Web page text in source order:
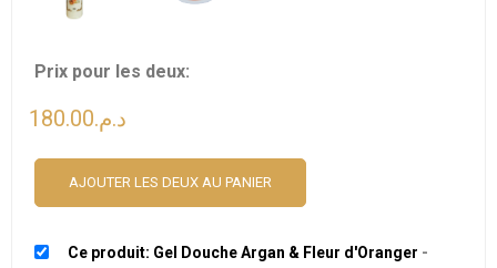
Prix pour les deux:
د.م.180.00
AJOUTER LES DEUX AU PANIER
Ce produit: Gel Douche Argan & Fleur d'Oranger -